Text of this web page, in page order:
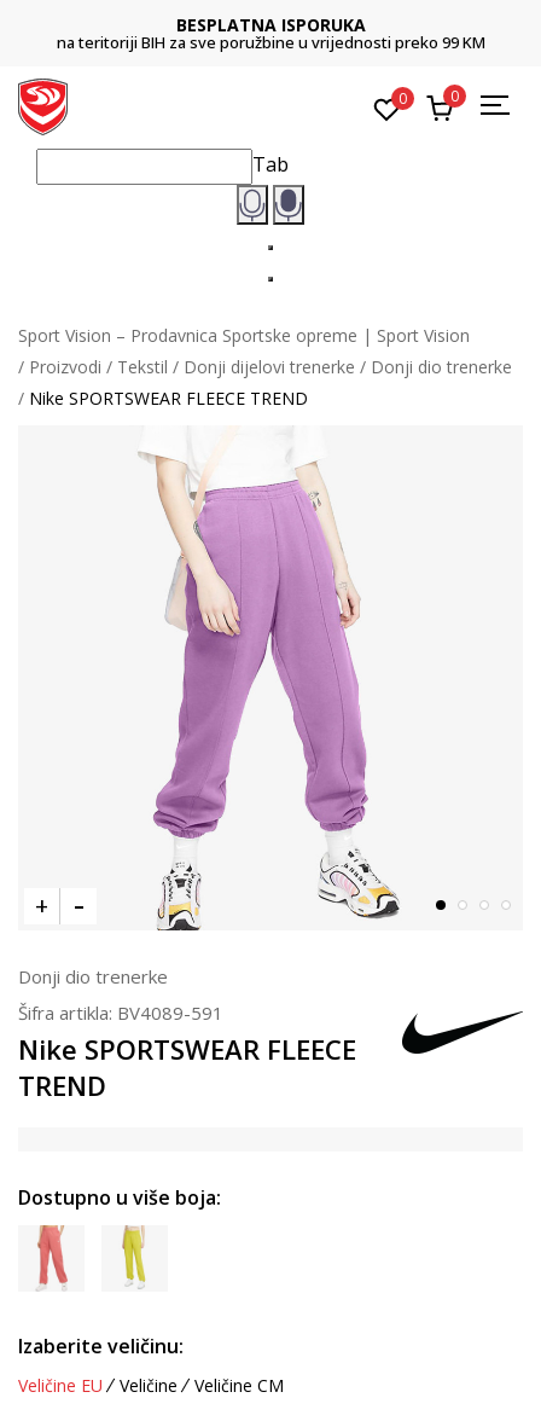
BESPLATNA ISPORUKA
na teritoriji BIH za sve poružbine u vrijednosti preko 99 KM
0 0
Tab
Sport Vision – Prodavnica Sportske opreme | Sport Vision
Proizvodi
Tekstil Donji dijelovi trenerke
Donji dio trenerke
Nike SPORTSWEAR FLEECE TREND
Donji dio trenerke
Šifra artikla: BV4089-591
Nike SPORTSWEAR FLEECE
TREND
Dostupno u više boja:
Izaberite veličinu:
Veličine EU Veličine Veličine CM